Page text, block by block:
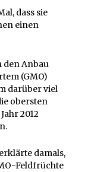
dass sie
einen
den Anbau
(GMO)
darüber viel
obersten
2012
damals,
Feldfrüchte